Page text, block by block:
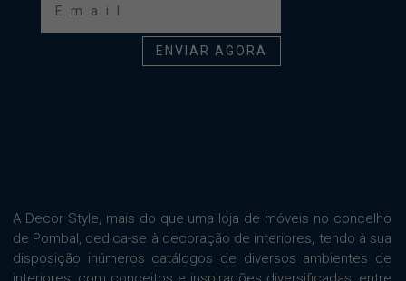
ENVIAR AGORA
A Decor Style, mais do que uma loja de móveis no concelho
de Pombal, dedica-se à decoração de interiores, tendo à sua
disposição inúmeros catálogos de diversos ambientes de